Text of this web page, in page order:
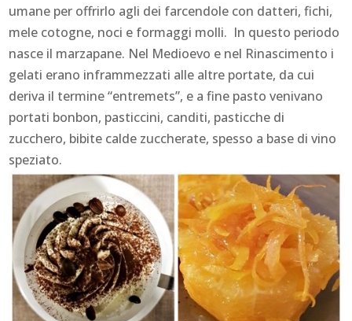
umane per offrirlo agli dei farcendole con datteri, fichi,
mele cotogne, noci e formaggi molli. In questo periodo
nasce il marzapane. Nel Medioevo e nel Rinascimento i
gelati erano inframmezzati alle altre portate, da cui
deriva il termine “entremets”, e a fine pasto venivano
portati bonbon, pasticcini, canditi, pasticche di
zucchero, bibite calde zuccherate, spesso a base di vino
speziato.